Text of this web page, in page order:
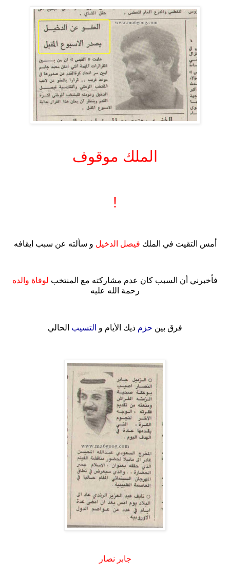
الملك موقوف
!
أمس التقيت في الملك فيصل الدخيل و سألته عن سبب ايقافه
فأخبرني أن السبب كان عدم مشاركته مع المنتخب لوفاة والده
رحمة الله عليه
فرق بين حزم ذيك الأيام و التسيب الحالي
جابر نصار